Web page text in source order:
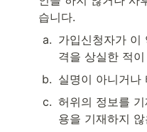
습니다.
a. 가입신청자가 이
격을 상실한 적
b. 실명이 아니거나
c. 허위의 정보를
용을 기재하지